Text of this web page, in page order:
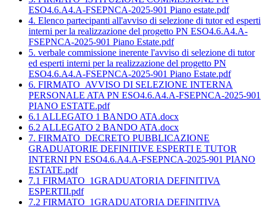
ESO4.6.A4.A-FSEPNCA-2025-901 Piano estate.pdf
4. Elenco partecipanti all'avviso di selezione di tutor ed esperti
interni per la realizzazione del progetto PN ESO4.6.A4.A-
FSEPNCA-2025-901 Piano Estate.pdf
5. verbale commissione inerente l'avviso di selezione di tutor
ed esperti interni per la realizzazione del progetto PN
ESO4.6.A4.A-FSEPNCA-2025-901 Piano Estate.pdf
6. FIRMATO_AVVISO DI SELEZIONE INTERNA
PERSONALE ATA PN ESO4.6.A4.A-FSEPNCA-2025-901
PIANO ESTATE.pdf
6.1 ALLEGATO 1 BANDO ATA.docx
6.2 ALLEGATO 2 BANDO ATA.docx
7. FIRMATO_DECRETO PUBBLICAZIONE
GRADUATORIE DEFINITIVE ESPERTI E TUTOR
INTERNI PN ESO4.6.A4.A-FSEPNCA-2025-901 PIANO
ESTATE.pdf
7.1 FIRMATO_1GRADUATORIA DEFINITIVA
ESPERTII.pdf
7.2 FIRMATO_1GRADUATORIA DEFINITIVA